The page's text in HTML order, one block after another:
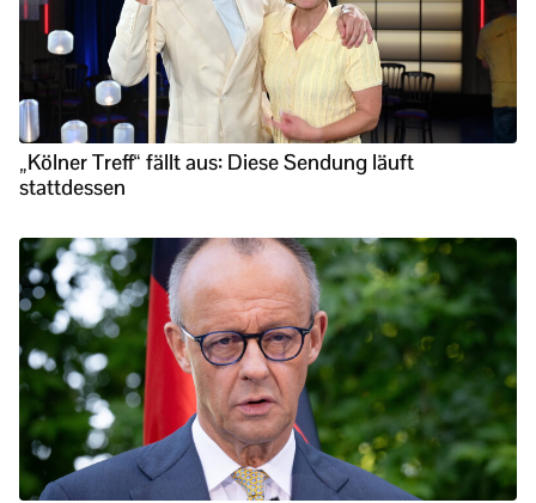
„Kölner Treff“ fällt aus: Diese Sendung läuft
stattdessen